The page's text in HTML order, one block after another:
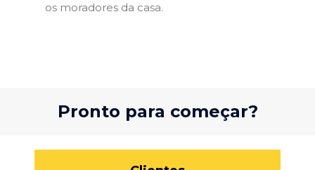
os moradores da casa.
Pronto para começar?